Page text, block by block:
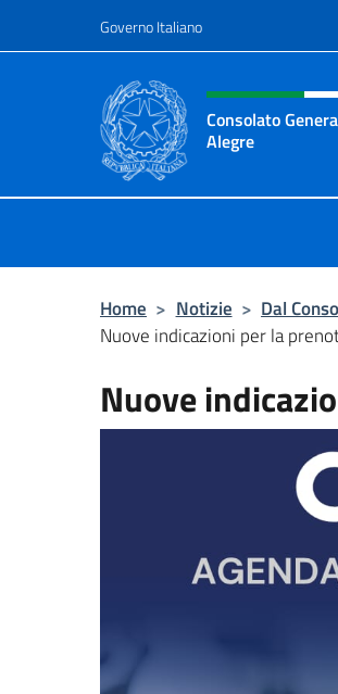
Governo Italiano
Intestazione sito,
Consolato
Alegre
Home > Notizie > Dal
Nuove indicazioni per la
Nuove